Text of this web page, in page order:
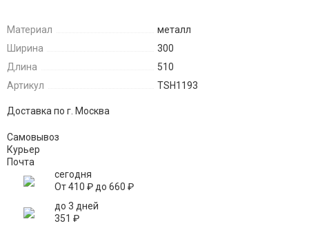
Материал
металл
Ширина
300
Длина
510
Артикул
TSH1193
Доставка по г. Москва
Самовывоз
Курьер
Почта
сегодня
От 410 ₽ до 660 ₽
до 3 дней
351 ₽